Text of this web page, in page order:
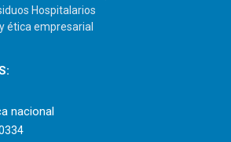
Hospitalarios
ética empresarial
nacional